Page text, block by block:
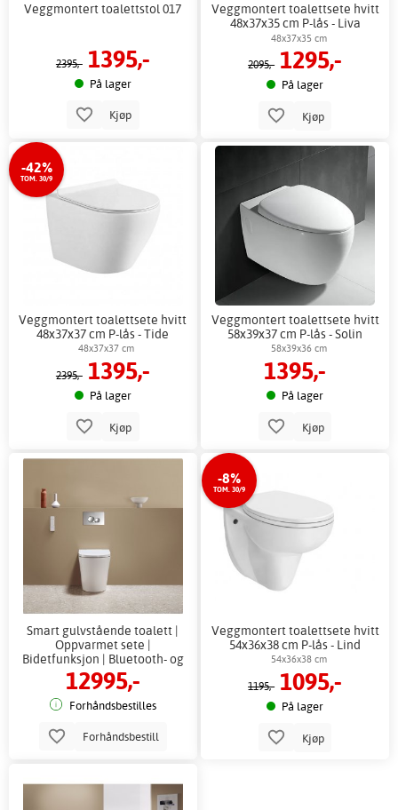
Veggmontert toalettstol 017
2395,- 1395,-
På lager
Kjøp
Veggmontert toalettsete hvitt
48x37x35 cm P-lås - Liva
48x37x35 cm
2095,- 1295,-
På lager
Kjøp
-42%
TOM. 30/9
Veggmontert toalettsete hvitt
48x37x37 cm P-lås - Tide
48x37x37 cm
2395,- 1395,-
På lager
Kjøp
Veggmontert toalettsete hvitt
58x39x37 cm P-lås - Solin
58x39x36 cm
1395,-
På lager
Kjøp
Smart gulvstående toalett |
Oppvarmet sete |
Bidetfunksjon | Bluetooth- og
appkontroll | Hvit
12995,-
Forhåndsbestilles
Forhåndsbestill
-8%
TOM. 30/9
Veggmontert toalettsete hvitt
54x36x38 cm P-lås - Lind
54x36x38 cm
1195,- 1095,-
På lager
Kjøp